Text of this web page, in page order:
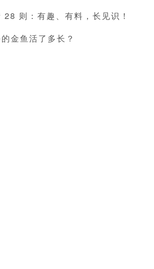
28 则：有趣、有料，长见识！
金鱼活了多长？